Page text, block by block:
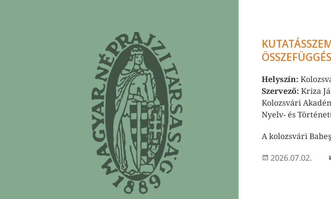
Helyszín:
Szervező: Kriza
Kolozsvári
Nyelv- és
A kolozsvári
Közzétéve
2026.07.02.